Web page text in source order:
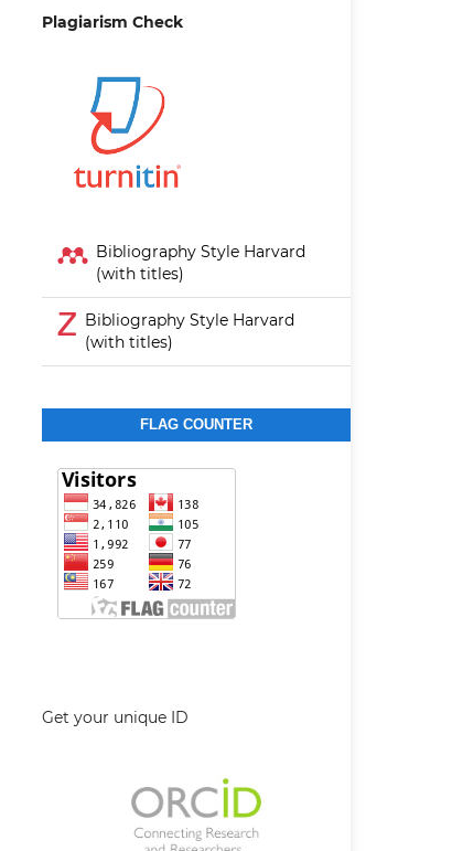
Plagiarism Check
Bibliography Style Harvard
(with titles)
Bibliography Style Harvard
(with titles)
FLAG COUNTER
Get your unique ID